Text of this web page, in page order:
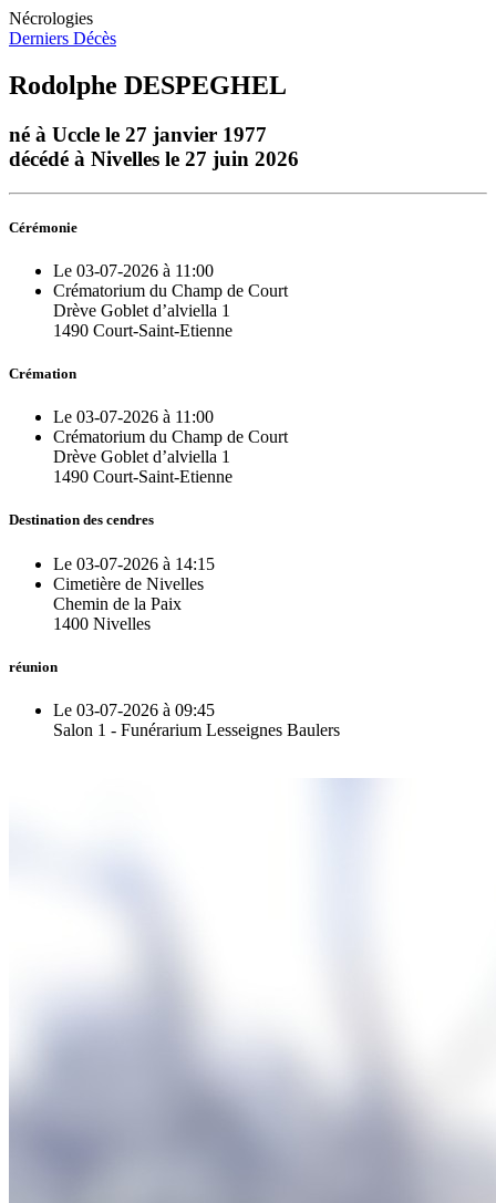
Nécrologies
Derniers Décès
Rodolphe DESPEGHEL
né à Uccle le 27 janvier 1977
décédé à Nivelles le 27 juin 2026
Cérémonie
Le 03-07-2026 à 11:00
Crématorium du Champ de Court
Drève Goblet d’alviella 1
1490 Court-Saint-Etienne
Crémation
Le 03-07-2026 à 11:00
Crématorium du Champ de Court
Drève Goblet d’alviella 1
1490 Court-Saint-Etienne
Destination des cendres
Le 03-07-2026 à 14:15
Cimetière de Nivelles
Chemin de la Paix
1400 Nivelles
réunion
Le 03-07-2026 à 09:45
Salon 1 - Funérarium Lesseignes Baulers